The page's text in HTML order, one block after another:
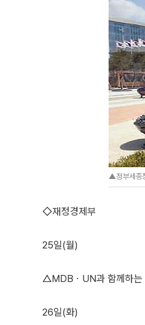
▲정부세종
◇재정경제부
25일(월)
△MDBㆍUN과 함께하는
26일(화)